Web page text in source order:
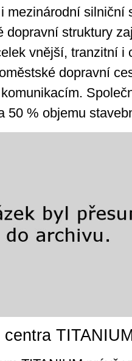
mezinárodní silniční
dopravní struktury
vnější, tranzitní i
dopravní
50 % objemu